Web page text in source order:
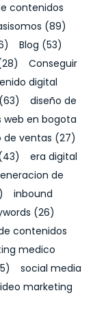
contenidos
(89)
Blog (53)
Conseguir
digital
(63)
diseño de
web en bogota
de ventas (27)
era digital
de
inbound
(26)
contenidos
medico
social media
marketing